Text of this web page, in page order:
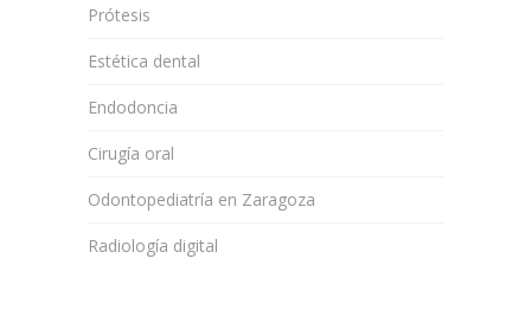
Prótesis
Estética dental
Endodoncia
Cirugía oral
Odontopediatría en Zaragoza
Radiología digital